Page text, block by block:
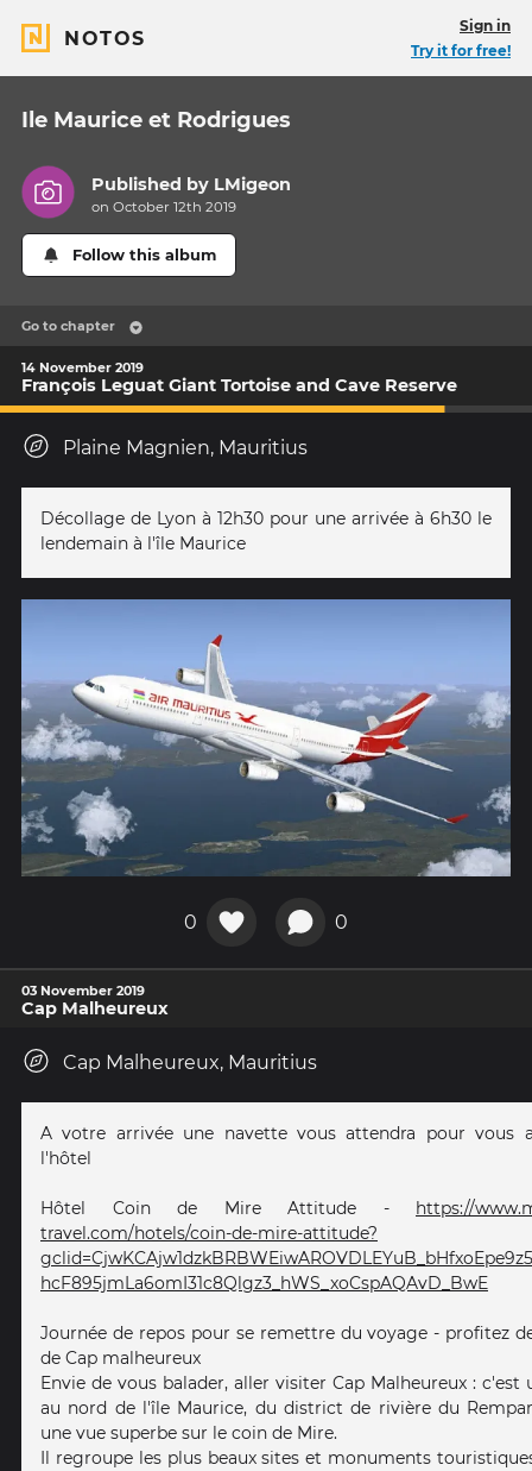
NOTOS
Sign in
Try it for free!
Ile Maurice et Rodrigues
Published by LMigeon
on October 12th 2019
Follow this album
Go to chapter
14 November 2019
François Leguat Giant Tortoise and Cave Reserve
Plaine Magnien, Mauritius
Décollage de Lyon à 12h30 pour une arrivée à 6h30 le
lendemain à l'île Maurice
0 0
03 November 2019
Cap Malheureux
Cap Malheureux, Mauritius
A votre arrivée une navette vous attendra pour vous
l'hôtel
Hôtel Coin de Mire Attitude -
https://
travel.com/hotels/coin-de-mire-attitude?
hcF895jmLa6omI31c8Qlgz3_hWS_xoCspAQAvD_BwE
Journée de repos pour se remettre du voyage - profitez
de Cap malheureux
Envie de vous balader, aller visiter Cap Malheureux : c'est
au nord de l'île Maurice, du district de rivière du
une vue superbe sur le coin de Mire.
Il regroupe les plus beaux sites et monuments